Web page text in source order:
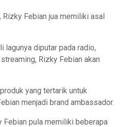
Rizky Febian jua memiliki asal
lagunya diputar pada radio,
Rizky Febian akan
yang tertarik untuk
menjadi brand ambassador.
Febian pula memiliki beberapa